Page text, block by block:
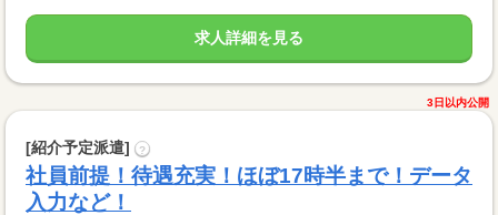
求人詳細を見る
3日以内公開
[紹介予定派遣] ?
社員前提！待遇充実！ほぼ17時半まで！データ
入力など！